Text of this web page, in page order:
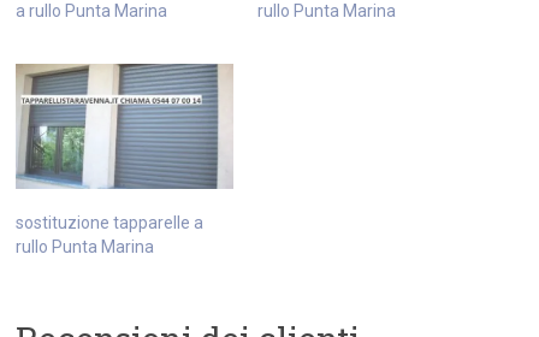
a rullo Punta Marina
rullo Punta Marina
sostituzione tapparelle a
rullo Punta Marina